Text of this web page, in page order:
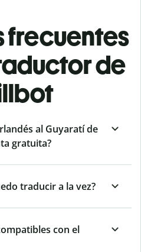
frecuentes
de
al Guyaratí de
gratuita?
traducir a la vez?
con el